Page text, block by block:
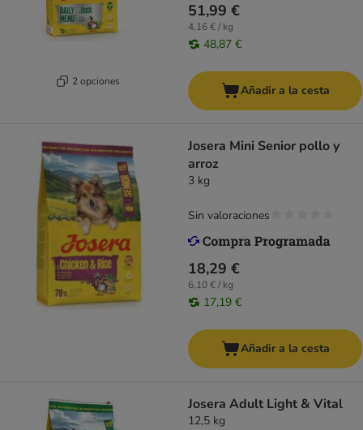
2 opciones
51,99 €
4,16 € / kg
48,87 €
Añadir a la cesta
Josera Mini Senior pollo y
arroz
3 kg
18,29 €
6,10 € / kg
17,19 €
Sin valoraciones
Añadir a la cesta
Josera Adult Light & Vital
12,5 kg